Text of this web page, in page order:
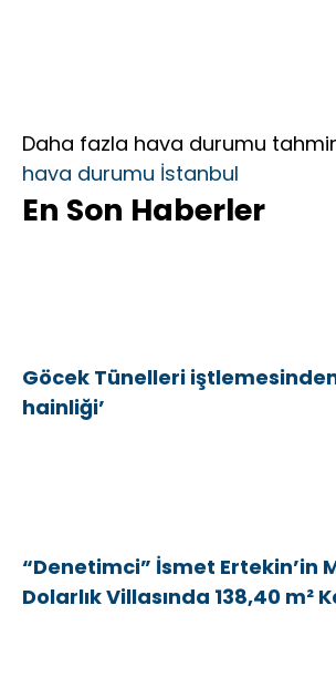
Daha fazla hava durumu
hava durumu İstanbul
En Son Haberler
Göcek Tünelleri
hainliği’
“Denetimci” İsmet Ertekin’in
Dolarlık Villasında 138,40 m²